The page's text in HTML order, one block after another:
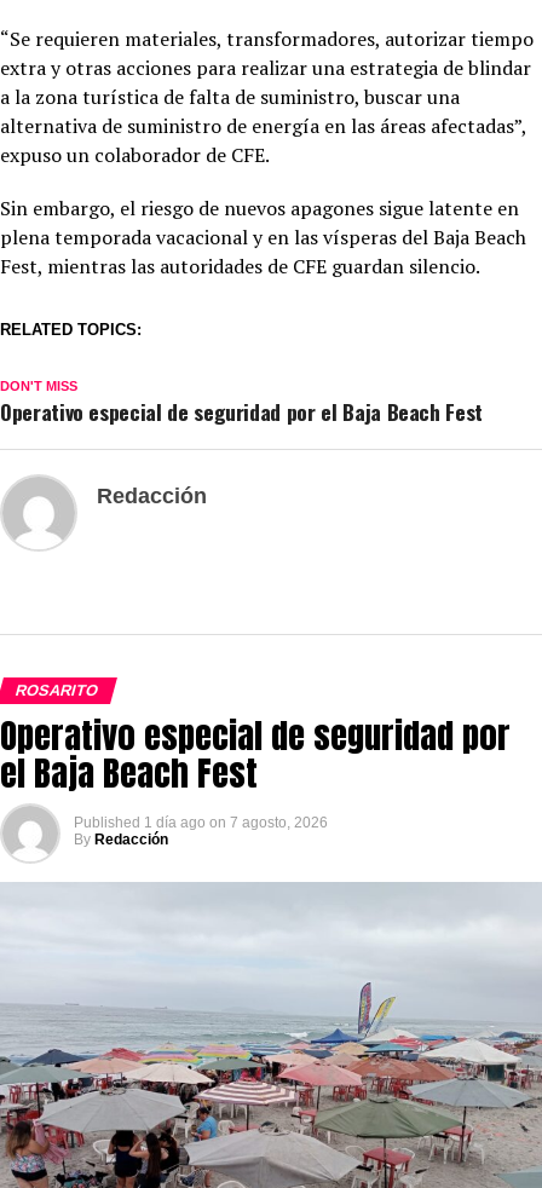
“Se requieren materiales, transformadores, autorizar tiempo
extra y otras acciones para realizar una estrategia de blindar
a la zona turística de falta de suministro, buscar una
alternativa de suministro de energía en las áreas afectadas”,
expuso un colaborador de CFE.
Sin embargo, el riesgo de nuevos apagones sigue latente en
plena temporada vacacional y en las vísperas del Baja Beach
Fest, mientras las autoridades de CFE guardan silencio.
RELATED TOPICS:
DON'T MISS
Operativo especial de seguridad por el Baja Beach Fest
Redacción
ROSARITO
Operativo especial de seguridad por
el Baja Beach Fest
Published 1 día ago on 7 agosto, 2026
By Redacción